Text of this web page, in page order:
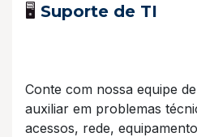
🖥️ Suporte de TI
Conte com nossa equipe
auxiliar em problemas
acessos, rede,